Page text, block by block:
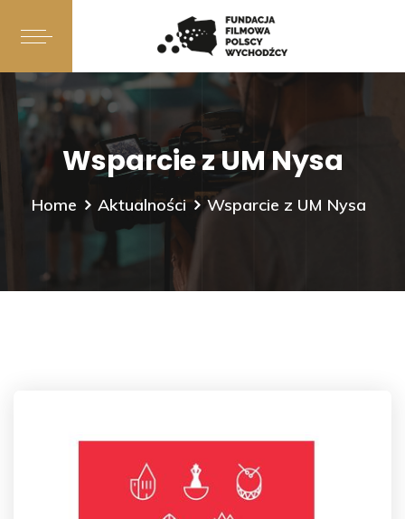
Wsparcie z UM Nysa
Home Aktualności Wsparcie z UM Nysa